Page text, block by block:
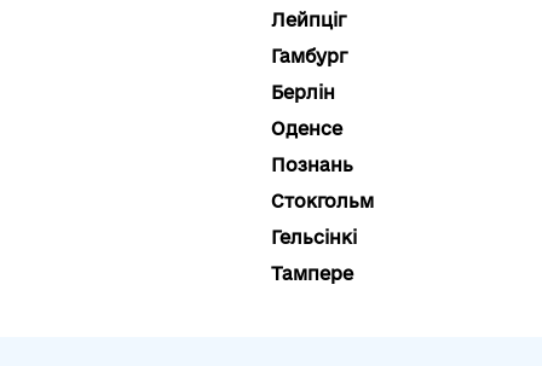
Лейпціг
Гамбург
Берлін
Оденсе
Познань
Стокгольм
Гельсінкі
Тампере